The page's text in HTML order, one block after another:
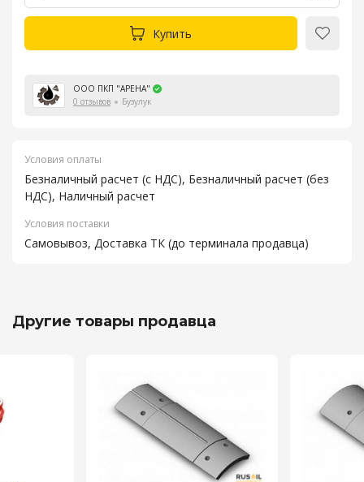
Купить
ООО ПКП "АРЕНА"
0 отзывов
Бузулук
Условия оплаты
Безналичный расчет (с НДС), Безналичный расчет (без
НДС), Наличный расчет
Условия поставки
Самовывоз, Доставка ТК (до терминала продавца)
Другие товары продавца